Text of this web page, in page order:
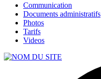
Communication
Documents administratifs
Photos
Tarifs
Videos